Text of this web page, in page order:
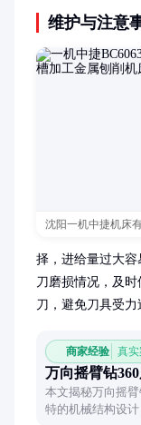
维护与注意
沈阳一机中捷机床
择，进给量过大容
刀磨损情况，及
刀，避免刀具受力
商家经验 真实
万向摇臂钻
本文揭秘万向摇
特的机械结构设